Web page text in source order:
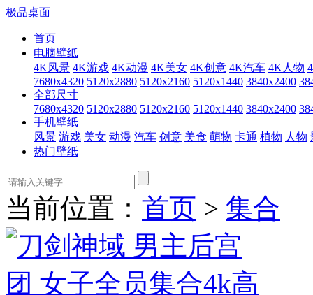
极品桌面
首页
电脑壁纸
4K风景 4K游戏 4K动漫 4K美女 4K创意 4K汽车 4K人物
7680x4320 5120x2880 5120x2160 5120x1440 3840x2400
全部尺寸
7680x4320 5120x2880 5120x2160 5120x1440 3840x2400
手机壁纸
风景 游戏 美女 动漫 汽车 创意 美食 萌物 卡通 植物 人物
热门壁纸
当前位置： 首页 > 集合